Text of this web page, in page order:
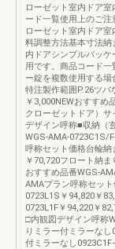
ローゼット室内ドア
ード一覧使用上のご
ローゼット室内ドア
料調整方法基本寸法
内ドアシンプルパッ
用です。商品コード
ー錠を複数使用する場
特注製作範囲P.26ツバ
￥3,000NEWおすすめ
クローゼットドア）
デザイン呼称■収納（
WGS-AMA-0723C1S/
呼称セット価格台輪
￥70,720フロート納
おすすめ品番WGS-
AMAプラン呼称セッ
0723L1S￥94,820￥
0723L1F￥94,220￥
□内観図デザイン呼称
りミラー付ミラーな
付ミラーなし